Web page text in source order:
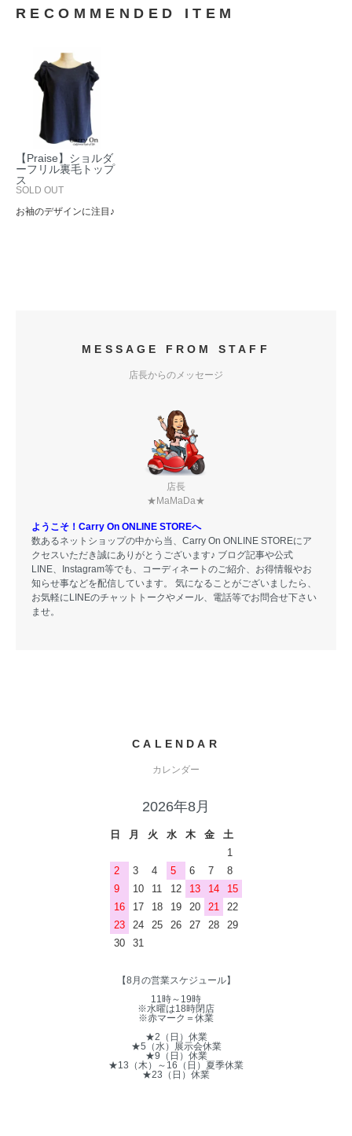
RECOMMENDED ITEM
【Praise】ショルダ
ーフリル裏毛トップ
ス
SOLD OUT
お袖のデザインに注目♪
MESSAGE FROM STAFF
店長からのメッセージ
店長
★MaMaDa★
ようこそ！Carry On ONLINE STOREへ
数あるネットショップの中から当、Carry On ONLINE STOREにア
クセスいただき誠にありがとうございます♪ ブログ記事や公式
LINE、Instagram等でも、コーディネートのご紹介、お得情報やお
知らせ事などを配信しています。 気になることがございましたら、
お気軽にLINEのチャットトークやメール、電話等でお問合せ下さい
ませ。
CALENDAR
カレンダー
2026年8月
日 月 火 水 木 金
土
1
2
3 4 5 6 7
8
9
10 11 12 13 14
15
16
17 18 19 20 21
22
23
24 25 26 27 28
29
30
31
【8月の営業スケジュール】
11時～19時
※水曜は18時閉店
※赤マーク＝休業
★2（日）休業
★5（水）展示会休業
★9（日）休業
★13（木）～16（日）夏季休業
★23（日）休業